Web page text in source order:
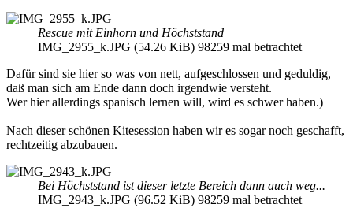
Rescue mit Einhorn und Höchststand
IMG_2955_k.JPG (54.26 KiB) 98259 mal betrachtet
Dafür sind sie hier so was von nett, aufgeschlossen und geduldig,
daß man sich am Ende dann doch irgendwie versteht.
Wer hier allerdings spanisch lernen will, wird es schwer haben.)
Nach dieser schönen Kitesession haben wir es sogar noch geschafft,
rechtzeitig abzubauen.
Bei Höchststand ist dieser letzte Bereich dann auch weg...
IMG_2943_k.JPG (96.52 KiB) 98259 mal betrachtet